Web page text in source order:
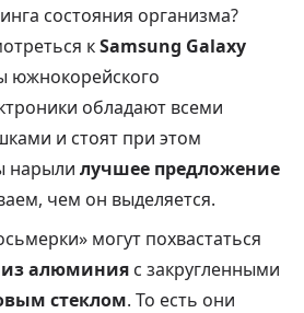
состояния организма?
кSamsung Galaxy
южнокорейского
обладают всеми
и стоят при этом
нарыли лучшее предложение
чем он выделяется.
могут похвастаться
алюминия с закругленными
стеклом. То есть они